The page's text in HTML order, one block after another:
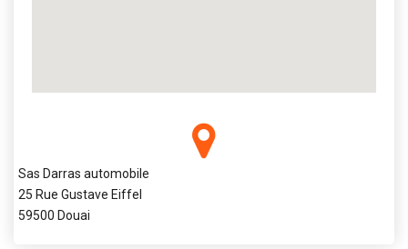
Sas Darras automobile
25 Rue Gustave Eiffel
59500 Douai